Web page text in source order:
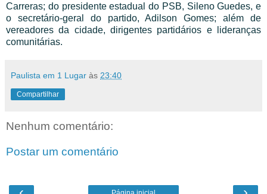
Carreras; do presidente estadual do PSB, Sileno Guedes, e
o secretário-geral do partido, Adilson Gomes; além de
vereadores da cidade, dirigentes partidários e lideranças
comunitárias.
Paulista em 1 Lugar às 23:40
Compartilhar
Nenhum comentário:
Postar um comentário